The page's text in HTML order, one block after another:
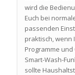
wird die
Euch bei
passenden
praktisch, wenn
Programme
Smart-Wash-
sollte